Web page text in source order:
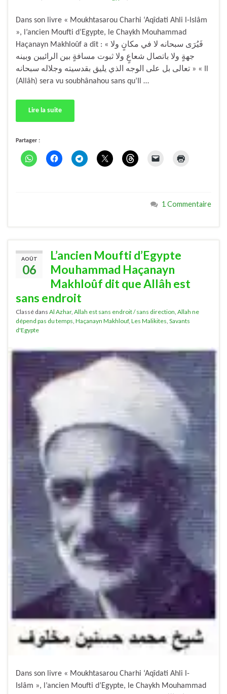
Dans son livre « Moukhtasarou Charhi ‘Aqîdati Ahli l-Islâm
», l’ancien Moufti d’Egypte, le Chaykh Mouhammad
Haçanayn Makhloûf a dit : « فَيُرَى سبحانه لا في مكانٍ ولا
جهةٍ ولا باتصال شعاعٍ ولا ثبوت مسافةٍ بين الرائيين وبينه
تعالى بل على الوجه الذي يليق بقدسيته وجلاله سبحانه » « Il
(Allâh) sera vu soubhânahou sans qu’Il …
Lire la suite
Partager :
1 Commentaire
AOÛT
06
L’ancien Moufti d’Egypte
Mouhammad Haçanayn
Makhloûf dit que Allâh est
sans endroit
Classé dans Al Azhar, Allah est sans endroit / sans direction, Allah ne
dépend pas du temps, Haçanayn Makhlouf, Les Malikites, Savants
d'Egypte
Dans son livre « Moukhtasarou Charhi ‘Aqîdati Ahli l-
Islâm », l’ancien Moufti d’Egypte, le Chaykh Mouhammad